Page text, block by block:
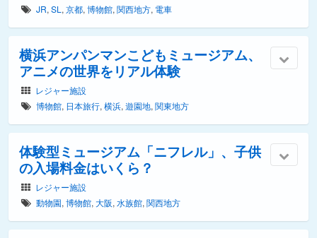
JR,SL ,京都,博物館,関西地方, 電車
横浜アンパンマンこどもミュージアム、
アニメの世界をリアル体験
レジャー施設
博物館, 日本旅行,横浜,遊園地,関東地方
体験型ミュージアム「ニフレル」、子供
の入場料金はいくら？
レジャー施設
動物園,博物館,大阪,水族館,関西地方